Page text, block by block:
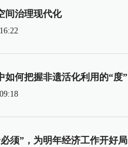
间治理现代化
如何把握非遗活化利用的“度”
须”，为明年经济工作开好局